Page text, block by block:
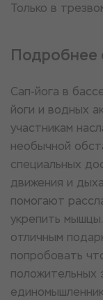
Только в
Подробнее
Сап-йога в
йоги и водных
участникам
необычной
специальных
движения и
помогают
укрепить
отличным
попробовать
положительных